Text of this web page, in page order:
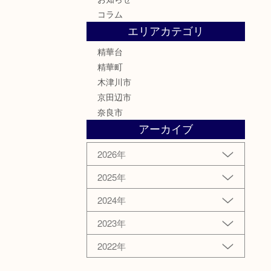
コラム
エリアカテゴリ
精華台
精華町
木津川市
京田辺市
奈良市
アーカイブ
2026年
2025年
2024年
2023年
2022年